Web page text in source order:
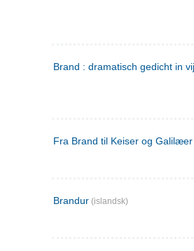
Brand : dramatisch gedicht in
Fra Brand til Keiser og
Brandur (islandsk)